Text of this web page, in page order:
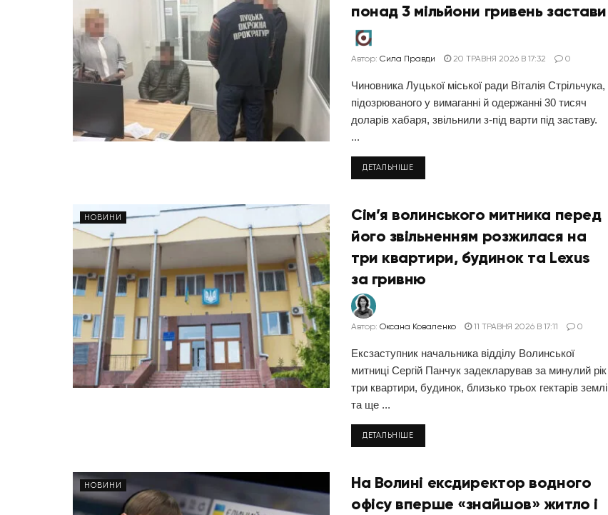
понад 3 мільйони гривень застави
Автор: Сила Правди 20 ТРАВНЯ 2026 В 17:32 0
Чиновника Луцької міської ради Віталія Стрільчука,
підозрюваного у вимаганні й одержанні 30 тисяч
доларів хабаря, звільнили з-під варти під заставу.
...
ДЕТАЛЬНІШЕ
НОВИНИ
Сім’я волинського митника перед
його звільненням розжилася на
три квартири, будинок та Lexus
за гривню
Автор: Оксана Коваленко 11 ТРАВНЯ 2026 В 17:11 0
Ексзаступник начальника відділу Волинської
митниці Сергій Панчук задекларував за минулий рік
три квартири, будинок, близько трьох гектарів землі
та ще ...
ДЕТАЛЬНІШЕ
НОВИНИ
На Волині ексдиректор водного
офісу вперше «знайшов» житло і